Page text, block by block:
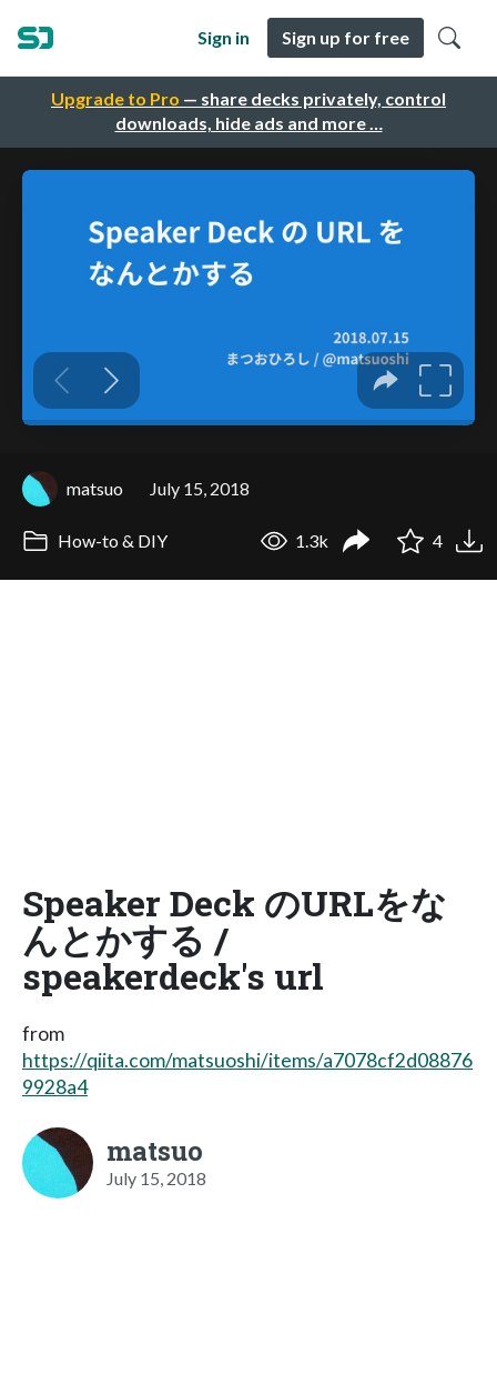
Upgrade to Pro — share decks privately, control
downloads, hide ads and more …
Sign in Sign up for free
matsuo July 15, 2018
How-to & DIY 1.3k 4
Speaker Deck のURLをな
んとかする /
speakerdeck's url
from
https://qiita.com/matsuoshi/items/a7078cf2d08876
9928a4
matsuo
July 15, 2018